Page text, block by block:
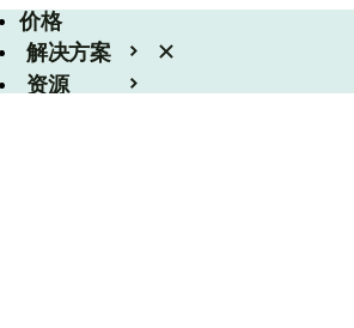
价格
解决方案
资源